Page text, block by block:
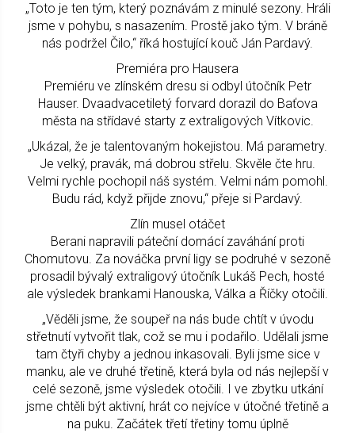
„Toto je ten tým, který poznávám z minulé sezony. Hráli
jsme v pohybu, s nasazením. Prostě jako tým. V bráně
nás podržel Čilo,“ říká hostující kouč Ján Pardavý.
Premiéra pro Hausera
Premiéru ve zlínském dresu si odbyl útočník Petr
Hauser. Dvaadvacetiletý forvard dorazil do Baťova
města na střídavé starty z extraligových Vítkovic.
„Ukázal, že je talentovaným hokejistou. Má parametry.
Je velký, pravák, má dobrou střelu. Skvěle čte hru.
Velmi rychle pochopil náš systém. Velmi nám pomohl.
Budu rád, když přijde znovu,“ přeje si Pardavý.
Zlín musel otáčet
Berani napravili páteční domácí zaváhání proti
Chomutovu. Za nováčka první ligy se podruhé v sezoně
prosadil bývalý extraligový útočník Lukáš Pech, hosté
ale výsledek brankami Hanouska, Válka a Říčky otočili.
„Věděli jsme, že soupeř na nás bude chtít v úvodu
střetnutí vytvořit tlak, což se mu i podařilo. Udělali jsme
tam čtyři chyby a jednou inkasovali. Byli jsme sice v
manku, ale ve druhé třetině, která byla od nás nejlepší v
celé sezoně, jsme výsledek otočili. I ve zbytku utkání
jsme chtěli být aktivní, hrát co nejvíce v útočné třetině a
na puku. Začátek třetí třetiny tomu úplně